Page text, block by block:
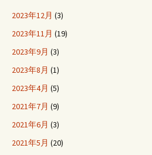
2023年12月 (3)
2023年11月 (19)
2023年9月 (3)
2023年8月 (1)
2023年4月 (5)
2021年7月 (9)
2021年6月 (3)
2021年5月 (20)